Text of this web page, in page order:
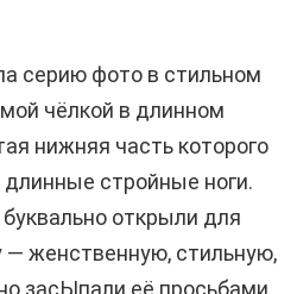
серию фото в стильном
чёлкой в длинном
нижняя часть которого
стройные ноги.
открыли для
— женственную, стильную,
засЫпали её просьбами